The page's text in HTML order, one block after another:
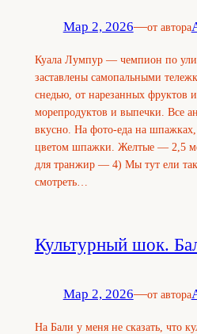
Мар 2, 2026—от автора
Куала Лумпур — чемпион по
заставлены самопальными
снедью, от нарезанных фруктов
морепродуктов и выпечки. Все
вкусно. На фото-еда на шпажках,
цветом шпажки. Желтые — 2,5
для транжир — 4) Мы тут ели
смотреть…
Культурный шок.
Мар 2, 2026—от автора
На Бали у меня не сказать, что